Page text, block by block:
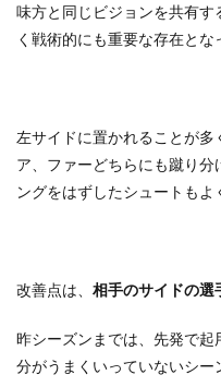
味方と同じビジョンを共有
く戦術的にも重要な存在とな
左サイドに置かれることが
ア、ファーどちらにも蹴り分
ングをはずしたシュートもよ
改善点は、 相手のサイドの選
昨シーズンまでは、先発で
分がうまくいっていないシー